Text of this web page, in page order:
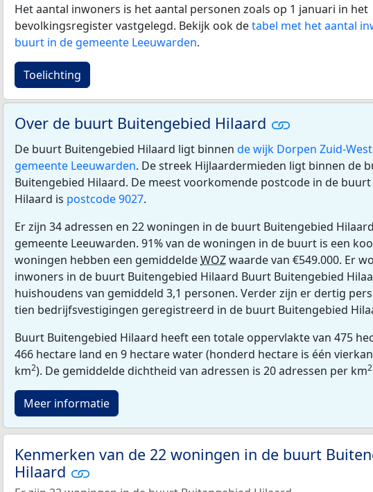
Het aantal inwoners is het aantal personen zoals op 1 januari in het
bevolkingsregister vastgelegd. Bekijk ook detabel met het aantal
buurt in de gemeente Leeuwarden.
Toelichting
Over de buurt Buitengebied Hilaard
De buurt Buitengebied Hilaard ligt binnen de wijk Dorpen Zuid-West
gemeente Leeuwarden. De streek Hijlaardermieden ligt binnen de
Buitengebied Hilaard. De meest voorkomende postcode in de
Hilaard is postcode 9027.
Er zijn 34 adressen en 22 woningen in de buurt Buitengebied
gemeente Leeuwarden. 91% van de woningen in de buurt is een
woningen hebben een gemiddeldeWOZwaarde van €549.000. Er
inwoners in de buurt Buitengebied Hilaard Buurt Buitengebied
huishoudens van gemiddeld 3,1 personen. Verder zijn er dertig
tien bedrijfsvestigingen geregistreerd in de buurt Buitengebied
Buurt Buitengebied Hilaard heeft een totale oppervlakte van 475
466 hectare land en 9 hectare water (honderd hectare is één
km2). De gemiddelde dichtheid van adressen is 20 adressen per km2
Meer informatie
Kenmerken van de 22 woningen in de buurt
Hilaard